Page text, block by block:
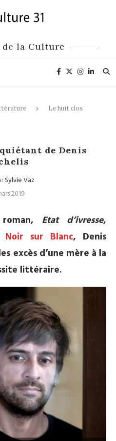
de la Culture
Le huit clos
de Denis
Sylvie Vaz
2019
Etat d’ivresse,
Noir sur Blanc, Denis
excès d’une mère à la
littéraire.